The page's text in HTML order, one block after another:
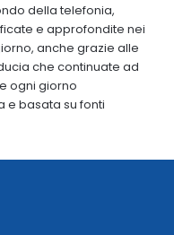
della telefonia,
e approfondite nei
anche grazie alle
che continuate ad
ogni giorno
e basata su fonti